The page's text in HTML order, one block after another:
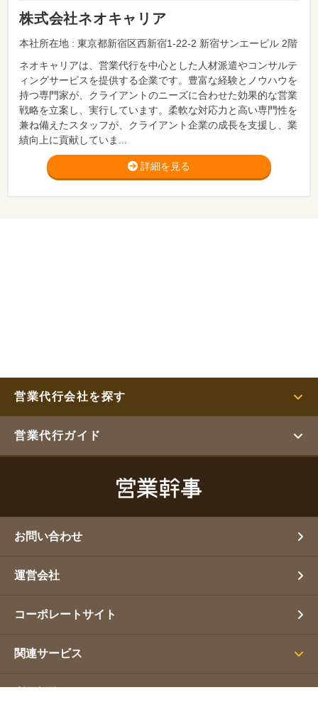
株式会社ネオキャリア
本社所在地 : 東京都新宿区西新宿1-22-2 新宿サンエービル 2階
ネオキャリアは、営業代行を中心とした人材派遣やコンサルテ
ィングサービスを提供する企業です。豊富な経験とノウハウを
持つ専門家が、クライアントのニーズに合わせた効果的な営業
戦略を立案し、実行しています。柔軟な対応力と高い専門性を
兼ね備えたスタッフが、クライアント企業の成長を支援し、業
績向上に貢献していま...
詳細を見る
営業代行会社を探す
営業代行ガイド
お問い合わせ
運営会社
コーポレートサイト
関連サービス